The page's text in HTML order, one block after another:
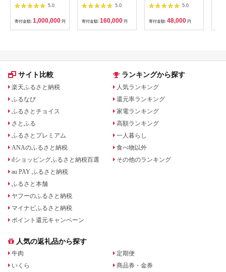
【1360365】
5.0
寄付金額: 1,000,000 円
ケット 券 宿泊 旅行
5.0
寄付金額: 160,000 円
ィナーコースA ペア
5.0
寄付金額: 48,000 円
サイト比較
楽天ふるさと納税
ふるなび
ふるさとチョイス
さとふる
ふるさとプレミアム
ANAのふるさと納税
dショッピングふるさと納税百選
au PAY ふるさと納税
ふるさと本舗
ヤフーのふるさと納税
マイナビふるさと納税
ポイント還元キャンペーン
ランキングから探す
人気ランキング
還元率ランキング
家電ランキング
高額ランキング
一人暮らし
食べ物以外
その他のランキング
人気の返礼品から探す
牛肉
いくら
定期便
商品券・金券